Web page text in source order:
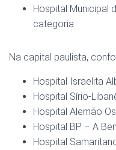
Hospital Municipal
categoria
Na capital paulista,
Hospital Israelita
Hospital Sírio-
Hospital Alemão
Hospital BP – A
Hospital